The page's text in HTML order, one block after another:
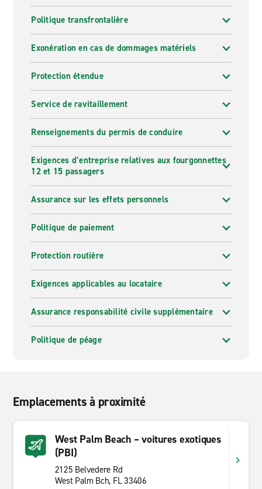
Politique transfrontalière
Exonération en cas de dommages matériels
Protection étendue
Service de ravitaillement
Renseignements du permis de conduire
Exigences d’entreprise relatives aux fourgonnettes
12 et 15 passagers
Assurance sur les effets personnels
Politique de paiement
Protection routière
Exigences applicables au locataire
Assurance responsabilité civile supplémentaire
Politique de péage
Emplacements à proximité
West Palm Beach – voitures exotiques
(PBI)
2125 Belvedere Rd
West Palm Bch, FL 33406